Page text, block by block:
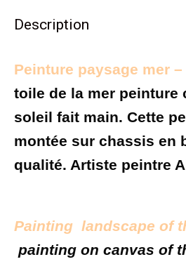
Description
Peinture paysage mer –
toile de la mer peinture
soleil fait main. Cette
montée sur chassis en
qualité. Artiste peintre
Painting landscape of t
painting on canvas of